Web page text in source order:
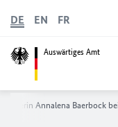
Auswärtiges Amt
DE EN FR
Annalena Baerbock